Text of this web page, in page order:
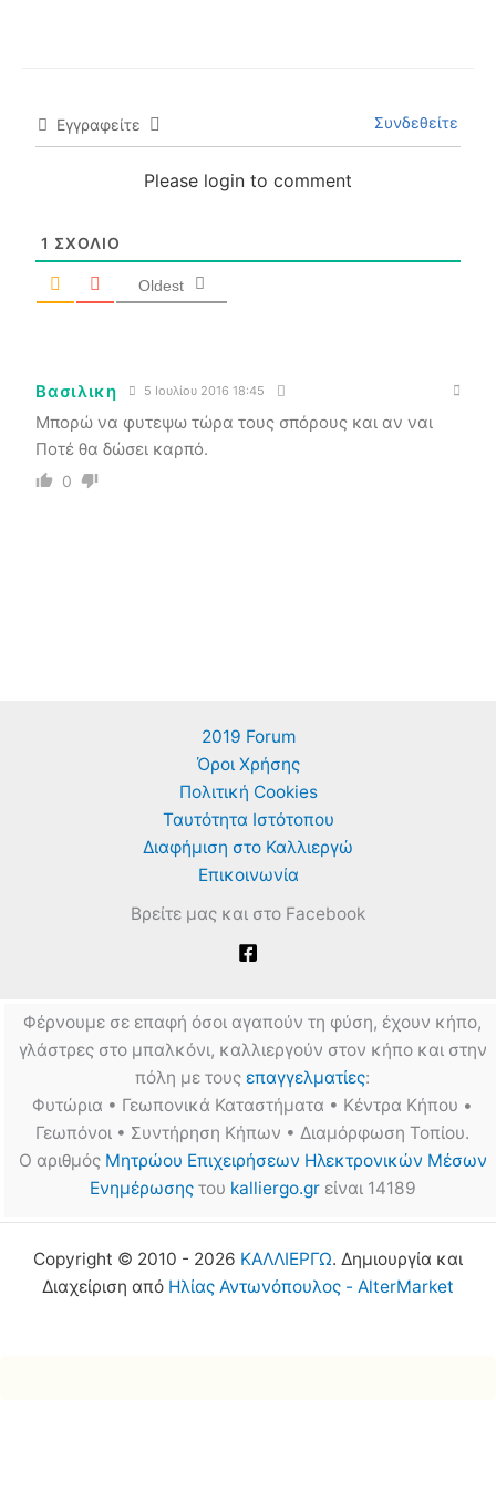
Εγγραφείτε Συνδεθείτε
Please login to comment
1 ΣΧΌΛΙΟ
Oldest
Βασιλικη 5 Ιουλίου 2016 18:45
Μπορώ να φυτεψω τώρα τους σπόρους και αν ναι
Ποτέ θα δώσει καρπό.
0
2019 Forum
Όροι Χρήσης
Πολιτική Cookies
Ταυτότητα Ιστότοπου
Διαφήμιση στο Καλλιεργώ
Επικοινωνία
Βρείτε μας και στο Facebook
Φέρνουμε σε επαφή όσοι αγαπούν τη φύση, έχουν κήπο,
γλάστρες στο μπαλκόνι, καλλιεργούν στον κήπο και στην
πόλη με τους επαγγελματίες:
Φυτώρια • Γεωπονικά Καταστήματα • Κέντρα Κήπου •
Γεωπόνοι • Συντήρηση Κήπων • Διαμόρφωση Τοπίου.
Ο αριθμός Μητρώου Επιχειρήσεων Ηλεκτρονικών Μέσων
Ενημέρωσηςτου kalliergo.grείναι 14189
Copyright © 2010 - 2026 ΚΑΛΛΙΕΡΓΩ. Δημιουργία και
Διαχείριση από Ηλίας Αντωνόπουλος - AlterMarket